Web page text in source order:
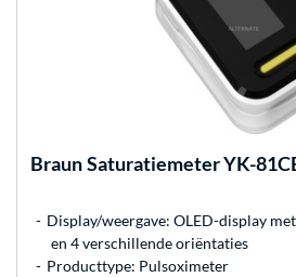
BraunSaturatiemeter YK-
Display/weergave: OLED-display
en 4 verschillende oriëntaties
Producttype: Pulsoximeter